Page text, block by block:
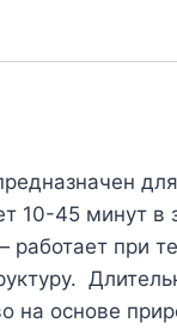
10-45 минут в
при
на основе